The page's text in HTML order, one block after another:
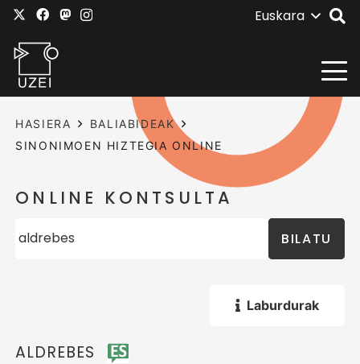
Euskara
HASIERA
BALIABIDEAK
SINONIMOEN HIZTEGIA ONLINE
ONLINE KONTSULTA
BILATU
Laburdurak
ALDREBES